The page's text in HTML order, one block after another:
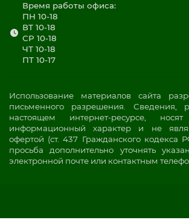
Время работы офиса:
ПН 10-18
ВТ 10-18
СР 10-18
ЧТ 10-18
ПТ 10-17
Использование материалов сайта
письменного разрешения. Сведения,
настоящем интернет-ресурсе, носят
информационный характер и не
офертой (ст. 437 Гражданского кодекса
просьба дополнительно уточнять
электронной почте или контактным